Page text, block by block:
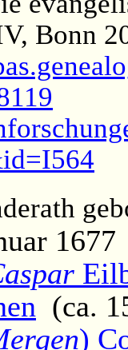
Bonn
1677
(ca.
)